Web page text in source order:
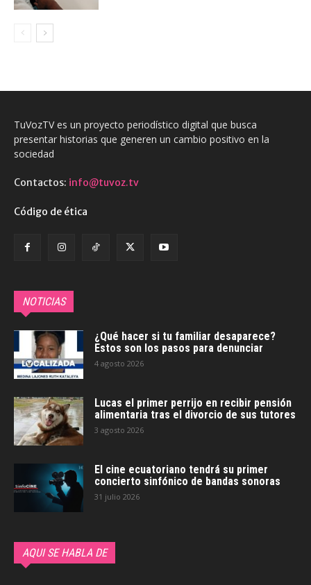
TuVozTV es un proyecto periodístico digital que busca
presentar historias que generen un cambio positivo en la
sociedad
Contactos: info@tuvoz.tv
Código de ética
NOTICIAS
¿Qué hacer si tu familiar desaparece?
Estos son los pasos para denunciar
4 agosto 2026
Lucas el primer perrijo en recibir pensión
alimentaria tras el divorcio de sus tutores
3 agosto 2026
El cine ecuatoriano tendrá su primer
concierto sinfónico de bandas sonoras
31 julio 2026
AQUI SE HABLA DE